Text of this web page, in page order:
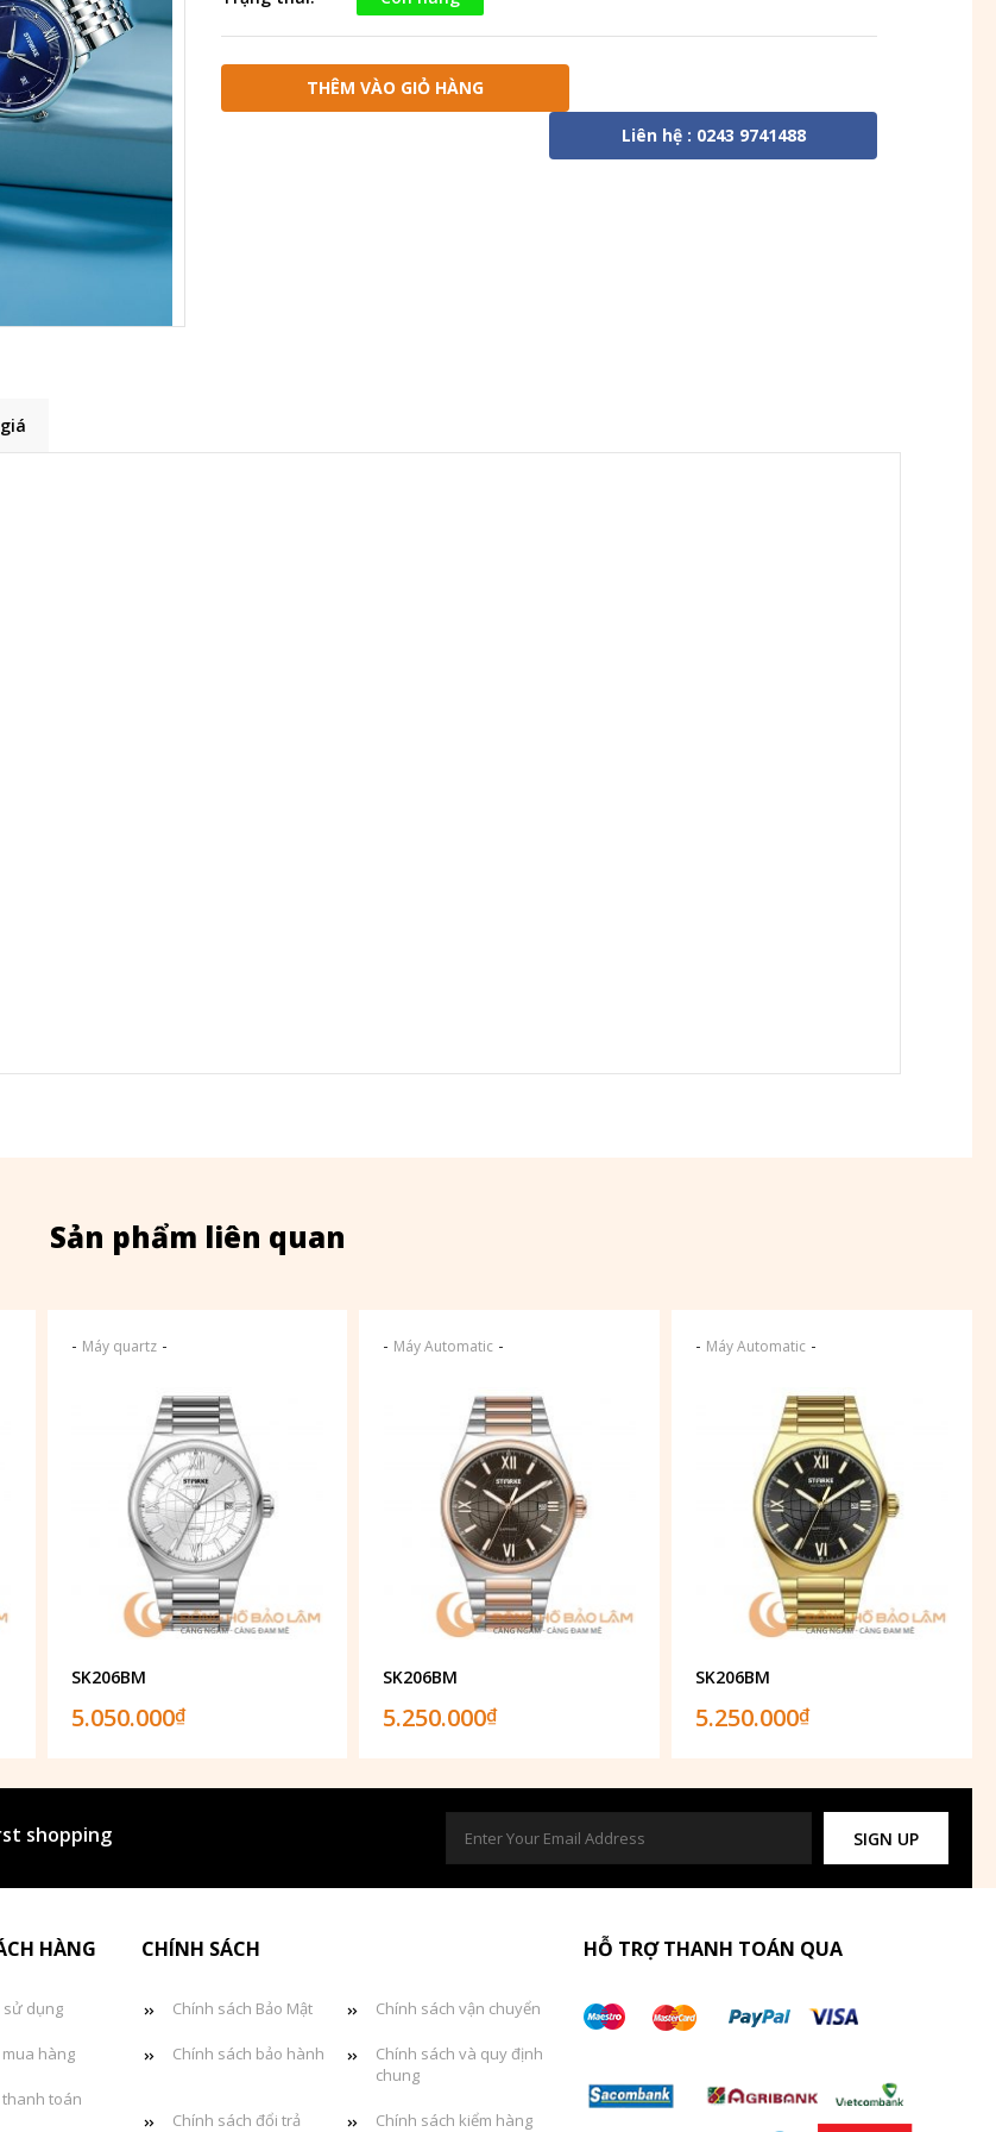
THÊM VÀO GIỎ HÀNG
Liên hệ : 0243 9741488
Sản phẩm liên quan
- Máy quartz-
SK206BM
5.050.000₫
- Máy Automatic -
SK206BM
5.250.000₫
- Máy Automatic -
SK206BM
5.250.000₫
shopping SIGN UP
HÀNG
dụng
hàng
toán
CHÍNH SÁCH
Chính sách Bảo Mật Chính sách vận chuyển
Chính sách bảo hành
Chính sách và quy định
chung
Chính sách đổi trả Chính sách kiểm hàng
HỖ TRỢ THANH TOÁN QUA